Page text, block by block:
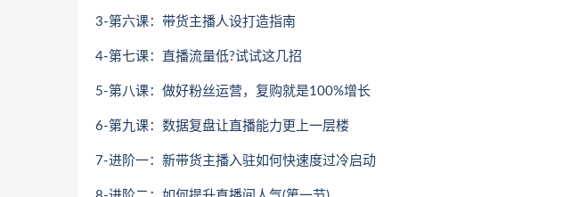
3-第六课：带货主播人设打造指南
4-第七课：直播流量低?试试这几招
5-第八课：做好粉丝运营，复购就是100%增长
6-第九课：数据复盘让直播能力更上一层楼
7-进阶一：新带货主播入驻如何快速度过冷启动